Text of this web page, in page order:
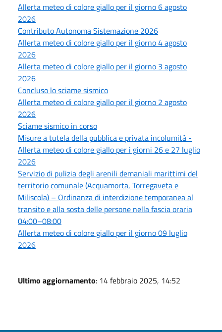
Allerta meteo di colore giallo per il giorno 6 agosto
2026
Contributo Autonoma Sistemazione 2026
Allerta meteo di colore giallo per il giorno 4 agosto
2026
Allerta meteo di colore giallo per il giorno 3 agosto
2026
Concluso lo sciame sismico
Allerta meteo di colore giallo per il giorno 2 agosto
2026
Sciame sismico in corso
Misure a tutela della pubblica e privata incolumità -
Allerta meteo di colore giallo per i giorni 26 e 27 luglio
2026
Servizio di pulizia degli arenili demaniali marittimi del
territorio comunale (Acquamorta, Torregaveta e
Miliscola) – Ordinanza di interdizione temporanea al
transito e alla sosta delle persone nella fascia oraria
04:00–08:00
Allerta meteo di colore giallo per il giorno 09 luglio
2026
Ultimo aggiornamento: 14 febbraio 2025, 14:52